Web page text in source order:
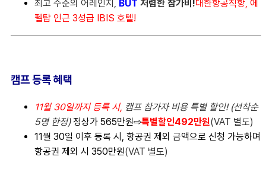
최고 수준의 어레인지, BUT 저렴한 참가비!대한항공직항, 에
펠탑 인근 3성급 IBIS 호텔!
캠프 등록 혜택
11월 30일까지 등록 시, 캠프 참가자 비용 특별 할인! (선착순
5명 한정)정상가 565만원⇨특별할인492만원(VAT 별도)
11월 30일 이후 등록 시, 항공권 제외 금액으로 신청 가능하며
항공권 제외 시 350만원(VAT 별도)